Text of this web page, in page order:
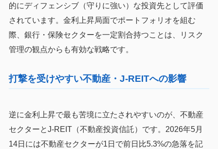
的にディフェンシブ（守りに強い）な投資先として評価
されています。金利上昇局面でポートフォリオを組む
際、銀行・保険セクターを一定割合持つことは、リスク
管理の観点からも有効な戦略です。
打撃を受けやすい不動産・J-REITへの影響
逆に金利上昇で最も苦境に立たされやすいのが、不動産
セクターとJ-REIT（不動産投資信託）です。2026年5月
14日には不動産セクターが1日で前日比5.3%の急落を記